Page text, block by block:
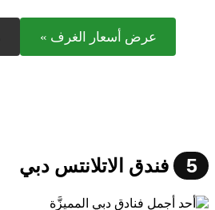
عرض أسعار الغرف »
5 فندق الاتلانتس دبي